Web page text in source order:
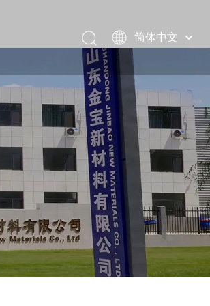
简体中文
Português
العربية
English